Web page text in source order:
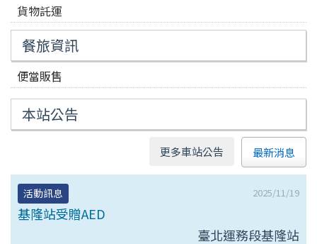
貨物託運
餐旅資訊
便當販售
本站公告
更多車站公告 最新消息
活動訊息 2025/11/19
基隆站受贈AED
臺北運務段基隆站